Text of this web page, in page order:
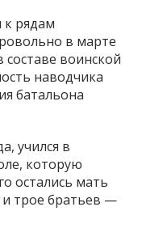
рядам
в марте
составе воинской
наводчика
батальона
учился в
которую
остались мать
трое братьев —